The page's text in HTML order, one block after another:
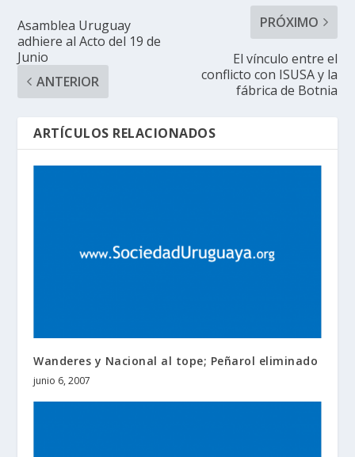
Asamblea Uruguay
adhiere al Acto del 19 de
Junio
ANTERIOR
PRÓXIMO
El vínculo entre el
conflicto con ISUSA y la
fábrica de Botnia
ARTÍCULOS RELACIONADOS
Wanderes y Nacional al tope; Peñarol eliminado
junio 6, 2007